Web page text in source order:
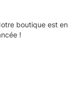
boutique est en
!